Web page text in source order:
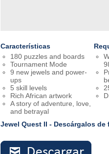
Características
180 puzzles and boards
Tournament Mode
9 new jewels and power-
ups
5 skill levels
Rich African artwork
A story of adventure, love,
and betrayal
Jewel Quest II - Descárgalos